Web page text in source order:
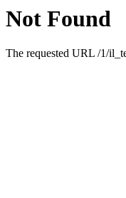
Not Found
The requested URL /1/